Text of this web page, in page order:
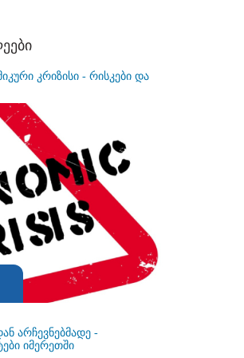
კრიზისი - რისკები და
არჩევნებმადე -
იმერეთში